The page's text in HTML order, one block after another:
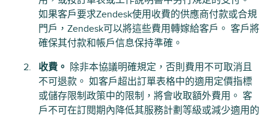
如果客戶要求Zendesk使用收費的供應商付款或合規
門戶，Zendesk可以將這些費用轉嫁給客戶。 客戶將
確保其付款和帳戶信息保持準確。
收費。 除非本協議明確規定，否則費用不可取消且
不可退款。 如客戶超出訂單表格中的適用定價指標
或儲存限制政策中的限制，將會收取額外費用。 客
戶不可在訂閱期內降低其服務計劃等級或減少適用的